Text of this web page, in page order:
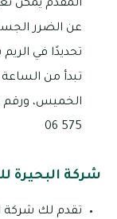
المقدم يمكن
عن الضرر
تحديدًا في
575 06
شركة البحيرة
تقدم لك شركة